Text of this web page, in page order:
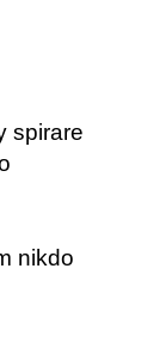
spirare
nikdo